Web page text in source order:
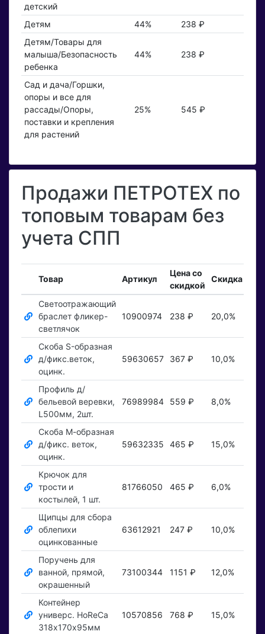
детский
Детям
44%
238 ₽
Детям/Товары для
малыша/Безопасность
ребенка
44% 238 ₽
Сад и дача/Горшки,
опоры и все для
рассады/Опоры,
поставки и крепления
для растений
25% 545 ₽
Продажи ПЕТРОТЕХ по
топовым товарам без
учета СПП
Товар Артикул
Цена со
скидкой
Скидка
Светоотражающий
браслет фликер-
светлячок
10900974 238 ₽ 20,0%
Скоба S-образная
д/фикс.веток,
оцинк.
59630657 367 ₽ 10,0%
Профиль д/
бельевой веревки,
L500мм, 2шт.
76989984 559 ₽ 8,0%
Скоба М-образная
д/фикс. веток,
оцинк.
59632335 465 ₽ 15,0%
Крючок для
трости и
костылей, 1 шт.
81766050 465 ₽ 6,0%
Щипцы для сбора
облепихи
оцинкованные
63612921 247 ₽ 10,0%
Поручень для
ванной, прямой,
окрашенный
73100344 1151 ₽ 12,0%
Контейнер
универс. HoReCa
318х170х95мм
10570856 768 ₽ 15,0%